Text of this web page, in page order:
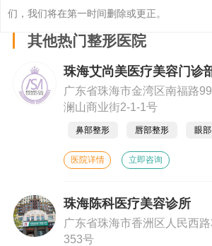
们，我们将在第一时间删除或更正。
其他热门整形医院
珠海艾尚美医疗美容门诊
广东省珠海市金湾区南福路
澜山商业街2-1-1号
鼻部整形 唇部整形 眼
医院详情 立即咨询
珠海陈科医疗美容诊所
广东省珠海市香洲区人民西路
353号